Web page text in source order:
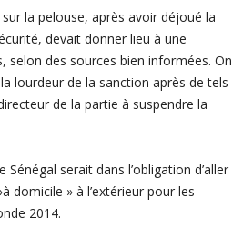
sur la pelouse, après avoir déjoué la
devait donner lieu à une
selon des sources bien informées. On
lourdeur de la sanction après de tels
de la partie à suspendre la
serait dans l’obligation d’aller
domicile » à l’extérieur pour les
2014.